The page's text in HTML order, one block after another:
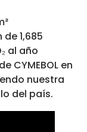
1,685
al año
CYMEBOL en
nuestra
del país.